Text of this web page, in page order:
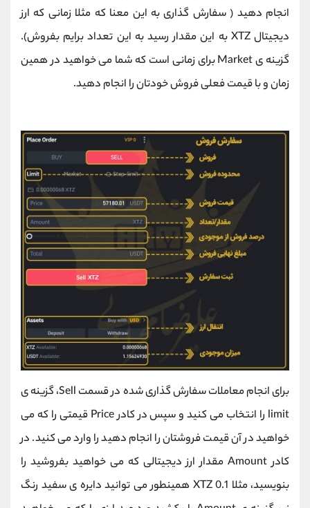
انجام دهید ( سفارش گذاری به این معنا که مثلا زمانی که ارز
دیجیتال XTZ به این مقدار رسید به این تعداد برایم بفروش).
گزینه ی Market برای زمانی است که شما می خواهید در همین
زمان و با قیمت فعلی فروش خودتان را انجام دهید.
برای انجام معاملات سفارش گذاری شده در قسمت Sell، گزینه ی
limit را انتخاب می کنید و سپس در کادر Price قیمتی را که می
خواهید در آن قیمت فروشتان را انجام دهید را وارد می کنید. در
کادر Amount مقدار ارز دیجیتالی که می خواهید بفروشید را
بنویسید، مثلا 0.1 XTZ همینطور می توانید دایره ی سفید رنگ